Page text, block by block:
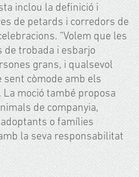
inclou la definició i
de petards i corredors de
“Volem que les
de trobada i esbarjo
grans, i qualsevol
sent còmode amb els
La moció també proposa
de companyia,
o famílies
la seva responsabilitat